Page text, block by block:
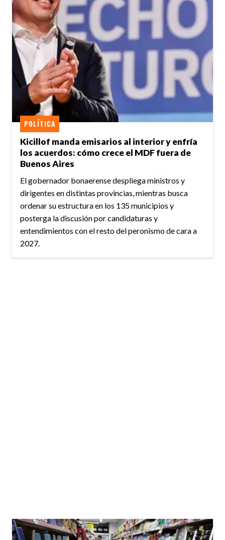
Kicillof manda emisarios al interior y enfría
los acuerdos: cómo crece el MDF fuera de
Buenos Aires
POLÍTICA
El gobernador bonaerense despliega ministros y
dirigentes en distintas provincias, mientras busca
ordenar su estructura en los 135 municipios y
posterga la discusión por candidaturas y
entendimientos con el resto del peronismo de cara a
2027.